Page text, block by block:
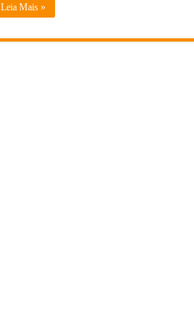
Investimento em energia
Leia Mais »